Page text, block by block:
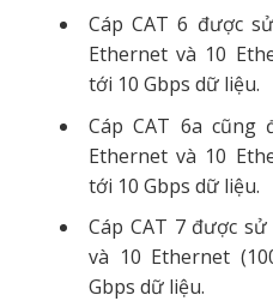
Cáp CAT 6 được
Ethernet và 10
tới 10 Gbps dữ liệu.
Cáp CAT 6a cũng
Ethernet và 10
tới 10 Gbps dữ liệu.
Cáp CAT 7 được
và 10 Ethernet
Gbps dữ liệu.